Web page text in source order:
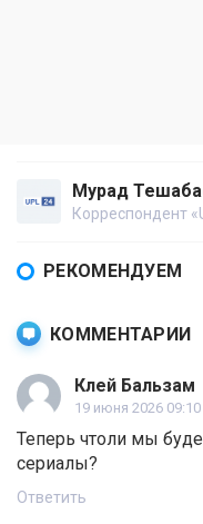
Мурад
Корреспондент
РЕКОМЕНДУЕМ
КОММЕНТАРИИ
Клей Бальзам
19 июня 2026 09:10
Теперь чтоли мы
сериалы?
Ответить